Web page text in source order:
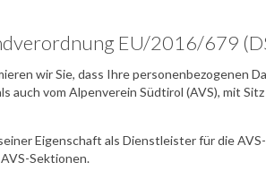
EU/2016/679
wir Sie, dass Ihre personenbezogenen
auch vom Alpenverein Südtirol (AVS), mit
Eigenschaft als Dienstleister für die
Sektionen.